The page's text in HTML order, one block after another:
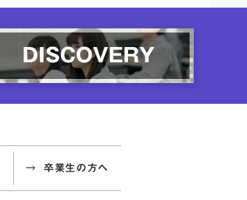
卒業生の方へ